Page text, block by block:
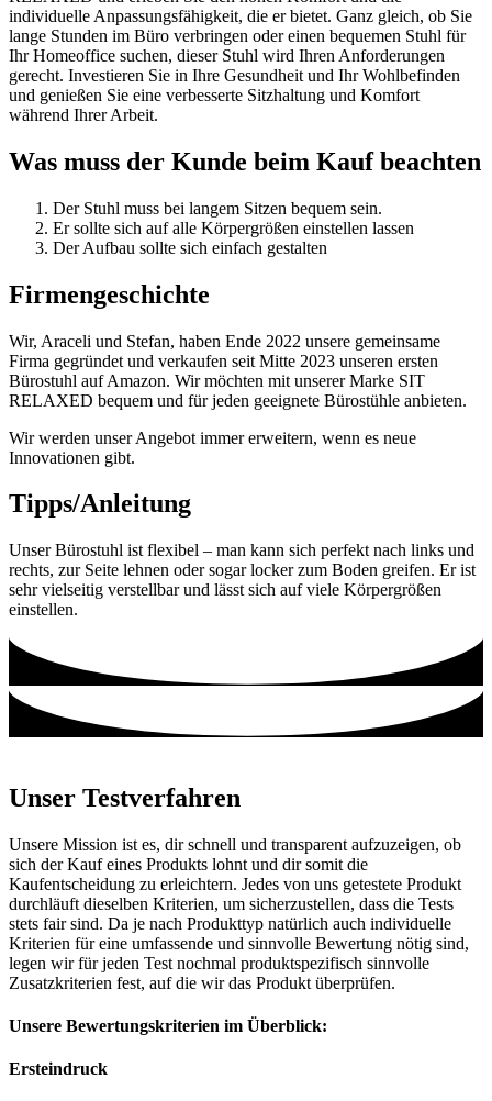
individuelle Anpassungsfähigkeit, die er bietet. Ganz gleich, ob Sie
lange Stunden im Büro verbringen oder einen bequemen Stuhl für
Ihr Homeoffice suchen, dieser Stuhl wird Ihren Anforderungen
gerecht. Investieren Sie in Ihre Gesundheit und Ihr Wohlbefinden
und genießen Sie eine verbesserte Sitzhaltung und Komfort
während Ihrer Arbeit.
Was muss der Kunde beim Kauf beachten
Der Stuhl muss bei langem Sitzen bequem sein.
Er sollte sich auf alle Körpergrößen einstellen lassen
Der Aufbau sollte sich einfach gestalten
Firmengeschichte
Wir, Araceli und Stefan, haben Ende 2022 unsere gemeinsame
Firma gegründet und verkaufen seit Mitte 2023 unseren ersten
Bürostuhl auf Amazon. Wir möchten mit unserer Marke SIT
RELAXED bequem und für jeden geeignete Bürostühle anbieten.
Wir werden unser Angebot immer erweitern, wenn es neue
Innovationen gibt.
Tipps/Anleitung
Unser Bürostuhl ist flexibel – man kann sich perfekt nach links und
rechts, zur Seite lehnen oder sogar locker zum Boden greifen. Er ist
sehr vielseitig verstellbar und lässt sich auf viele Körpergrößen
einstellen.
Unser Testverfahren
Unsere Mission ist es, dir schnell und transparent aufzuzeigen, ob
sich der Kauf eines Produkts lohnt und dir somit die
Kaufentscheidung zu erleichtern. Jedes von uns getestete Produkt
durchläuft dieselben Kriterien, um sicherzustellen, dass die Tests
stets fair sind. Da je nach Produkttyp natürlich auch individuelle
Kriterien für eine umfassende und sinnvolle Bewertung nötig sind,
legen wir für jeden Test nochmal produktspezifisch sinnvolle
Zusatzkriterien fest, auf die wir das Produkt überprüfen.
Unsere Bewertungskriterien im Überblick:
Ersteindruck